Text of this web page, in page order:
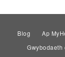
Blog Ap
Gwybodaeth